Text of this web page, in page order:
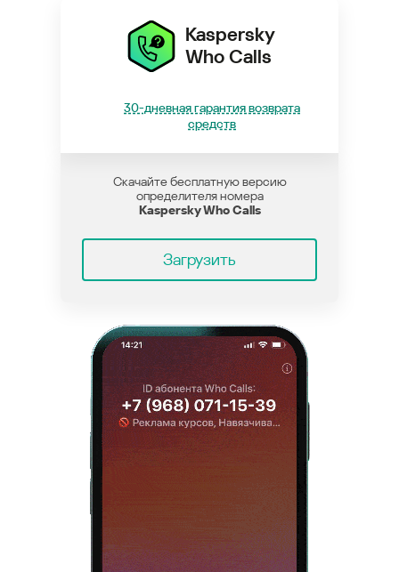
Kaspersky
Who Calls
30-дневная гарантия возврата
средств
Скачайте бесплатную версию
определителя номера
Kaspersky Who Calls
Загрузить